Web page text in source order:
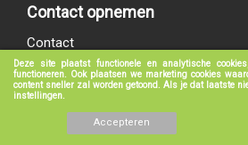
Deze site plaatst functionele en analytische
functioneren. Ook plaatsen we marketing cookies
content sneller zal worden getoond. Als je dat laatste
instellingen.
Accepteren
Contact opnemen
Contact
Algemene voorwaarden
Privacy